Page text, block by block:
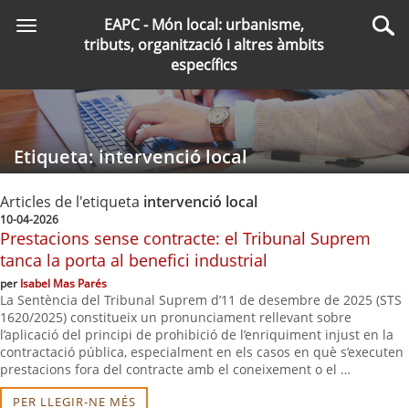
Toggle
navigation
EAPC - Món local: urbanisme,
tributs, organització i altres àmbits
específics
Etiqueta: intervenció local
Articles de l'etiqueta intervenció local
10-04-2026
Prestacions sense contracte: el Tribunal Suprem
tanca la porta al benefici industrial
perIsabel Mas Parés
La Sentència del Tribunal Suprem d’11 de desembre de 2025 (STS
1620/2025) constitueix un pronunciament rellevant sobre
l’aplicació del principi de prohibició de l’enriquiment injust en la
contractació pública, especialment en els casos en què s’executen
prestacions fora del contracte amb el coneixement o el …
PER LLEGIR-NE MÉS